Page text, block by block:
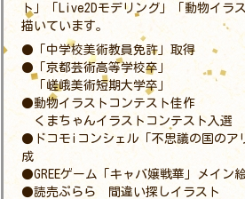
ト」「Live2Dモデリング」「動物イラ
描いています。
●「中学校美術教員免許」取得
●「京都芸術高等学校卒」
「嵯峨美術短期大学卒」
●動物イラストコンテスト佳作
くまちゃんイラストコンテスト入選
●ドコモiコンシェル「不思議の国のア
成
●GREEゲーム「キャバ嬢戦華」メイン
●読売ぷらら 間違い探しイラスト